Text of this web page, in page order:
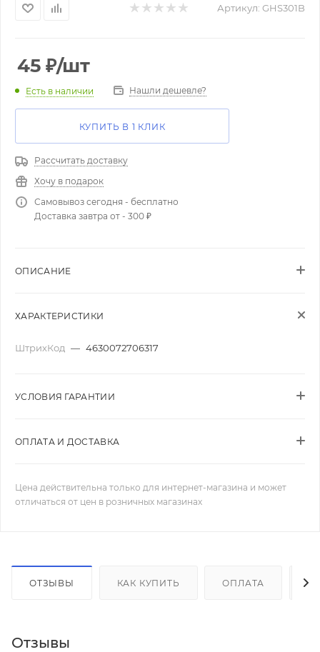
Артикул: GHS301B
45 ₽/шт
Есть в наличии Нашли дешевле?
КУПИТЬ В 1 КЛИК
Рассчитать доставку
Хочу в подарок
Самовывоз сегодня - бесплатно
Доставка завтра от - 300 ₽
ОПИСАНИЕ
ХАРАКТЕРИСТИКИ
ШтрихКод — 4630072706317
УСЛОВИЯ ГАРАНТИИ
ОПЛАТА И ДОСТАВКА
Цена действительна только для интернет-магазина и может
отличаться от цен в розничных магазинах
ОТЗЫВЫ КАК КУПИТЬ ОПЛАТА
Отзывы